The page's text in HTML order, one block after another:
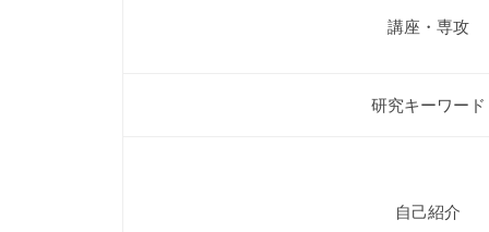
講座・専攻
研究キーワード
自己紹介